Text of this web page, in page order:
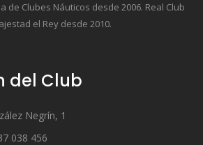
de Clubes Náuticos desde 2006. Real Club
el Rey desde 2010.
del Club
Negrín, 1
038 456